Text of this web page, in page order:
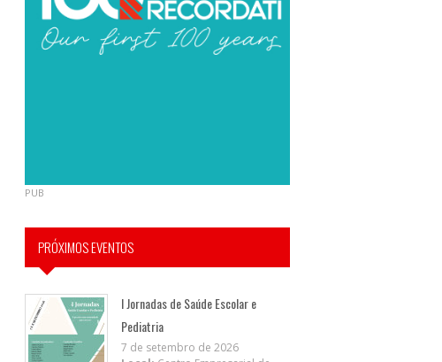
PUB
PRÓXIMOS EVENTOS
I Jornadas de Saúde Escolar e
Pediatria
7 de setembro de 2026